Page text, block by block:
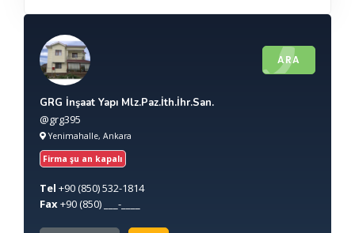
ARA
GRG İnşaat Yapı Mlz.Paz.İth.İhr.San.
@grg395
Yenimahalle, Ankara
Firma şu an kapalı
Tel +90(850) 532-1814
Fax+90(850) ___-____